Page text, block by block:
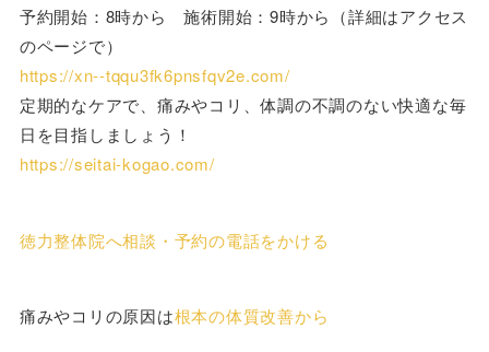
予約開始：8時から 施術開始：9時から（詳細はアクセス
のページで）
https://xn--tqqu3fk6pnsfqv2e.com/
定期的なケアで、痛みやコリ、体調の不調のない快適な毎
日を目指しましょう！
https://seitai-kogao.com/
徳力整体院へ相談・予約の電話をかける
痛みやコリの原因は根本の体質改善から